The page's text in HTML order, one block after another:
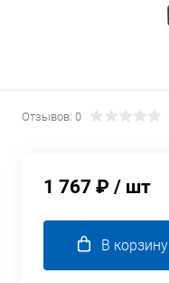
Отзывов: 0
1 767 ₽ / шт
В корзину